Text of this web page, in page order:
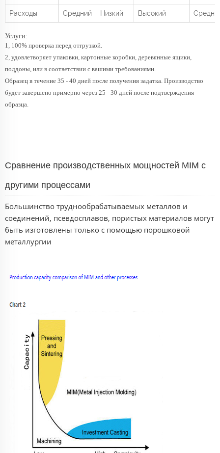
Расходы Средний Низкий Высокий
Услуги:
1, 100% проверка перед отгрузкой.
2, удовлетворяет упаковки, картонные коробки, деревянные ящики,
поддоны, или в соответствии с вашими требованиями.
Образец в течение 35 - 40 дней после получения задатка. Производство
будет завершено примерно через 25 - 30 дней после подтверждения
образца.
Сравнение производственных мощностей MIM с
другими процессами
Большинство труднообрабатываемых металлов и
соединений, псевдосплавов, пористых материалов могут
быть изготовлены только с помощью порошковой
металлургии